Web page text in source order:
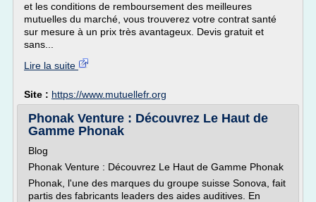
et les conditions de remboursement des meilleures
mutuelles du marché, vous trouverez votre contrat santé
sur mesure à un prix très avantageux. Devis gratuit et
sans...
Lire la suite
Site : https://www.mutuellefr.org
Phonak Venture : Découvrez Le Haut de
Gamme Phonak
Blog
Phonak Venture : Découvrez Le Haut de Gamme Phonak
Phonak, l'une des marques du groupe suisse Sonova, fait
partis des fabricants leaders des aides auditives. En